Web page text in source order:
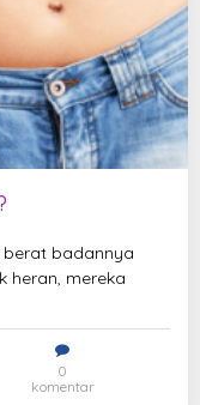
berat badannya
heran, mereka
0
komentar